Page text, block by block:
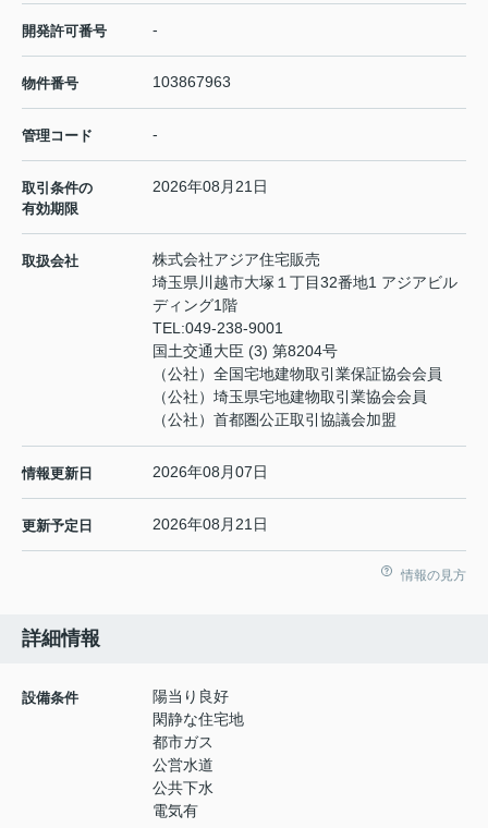
開発許可番号 -
物件番号 103867963
管理コード -
取引条件の
有効期限
2026年08月21日
取扱会社
株式会社アジア住宅販売
埼玉県川越市大塚１丁目32番地1 アジアビル
ディング1階
TEL:049-238-9001
国土交通大臣 (3) 第8204号
（公社）全国宅地建物取引業保証協会会員
（公社）埼玉県宅地建物取引業協会会員
（公社）首都圏公正取引協議会加盟
情報更新日 2026年08月07日
更新予定日 2026年08月21日
情報の見方
詳細情報
設備条件
陽当り良好
閑静な住宅地
都市ガス
公営水道
公共下水
電気有